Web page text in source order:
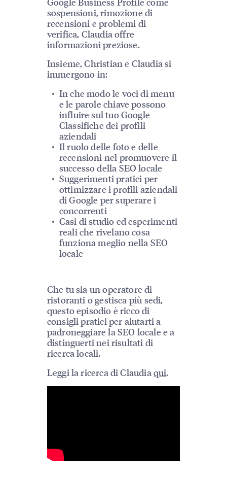
sospensioni, rimozione di
recensioni e problemi di
verifica, Claudia offre
informazioni preziose.
Insieme, Christian e Claudia si
immergono in:
In che modo le voci di menu
e le parole chiave possono
influire sul tuoGoogle
Classifiche dei profili
aziendali
Il ruolo delle foto e delle
recensioni nel promuovere il
successo della SEO locale
Suggerimenti pratici per
ottimizzare i profili aziendali
di Google per superare i
concorrenti
Casi di studio ed esperimenti
reali che rivelano cosa
funziona meglio nella SEO
locale
Che tu sia un operatore di
ristoranti o gestisca più sedi,
questo episodio è ricco di
consigli pratici per aiutarti a
padroneggiare la SEO locale e a
distinguerti nei risultati di
ricerca locali.
Leggi la ricerca di Claudia qui.